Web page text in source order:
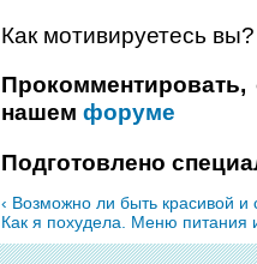
Как мотивируетесь вы?
нашемфоруме
Подготовлено
‹ Возможно ли быть красивой и
Как я похудела. Меню питания